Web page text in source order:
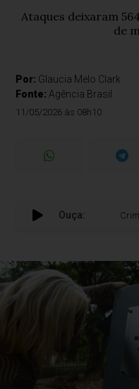
Ataques deixaram
de
Por: Glaucia Melo Clark
Fonte: Agência Brasil
11/05/2026 às 08h10
Ouça: Crimes